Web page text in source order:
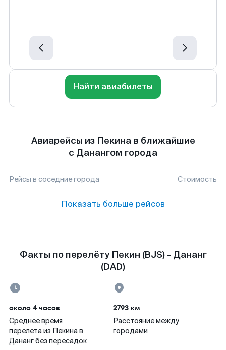
Найти авиабилеты
Авиарейсы из Пекина в ближайшие
с Данангом города
Рейсы в соседние города Стоимость
Показать больше рейсов
Факты по перелёту Пекин (BJS) - Дананг
(DAD)
около 4 часов
Среднее время
перелета из Пекина в
Дананг без пересадок
2793 км
Расстояние между
городами